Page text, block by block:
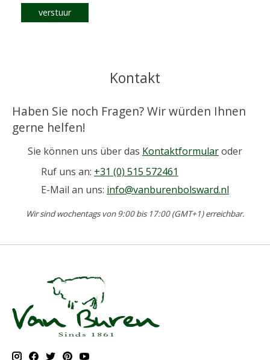
verstuur
Kontakt
Haben Sie noch Fragen? Wir würden Ihnen
gerne helfen!
Sie können uns über das Kontaktformularoder
Ruf uns an: +31 (0) 515 572461
E-Mail an uns: info@vanburenbolsward.nl
Wir sind wochentags von 9:00 bis 17:00 (GMT+1) erreichbar.